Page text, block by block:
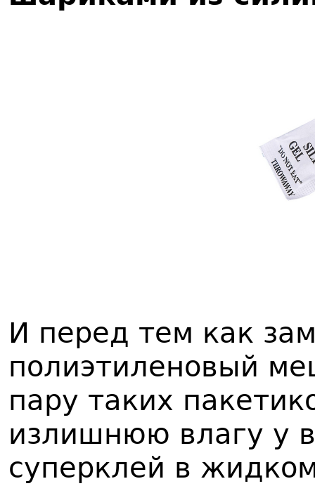
И перед тем как
полиэтиленовый
пару таких
излишнюю влагу у
суперклей в